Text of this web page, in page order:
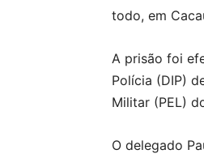
todo, em
A prisão foi
Polícia (DIP)
Militar (PEL)
O delegado